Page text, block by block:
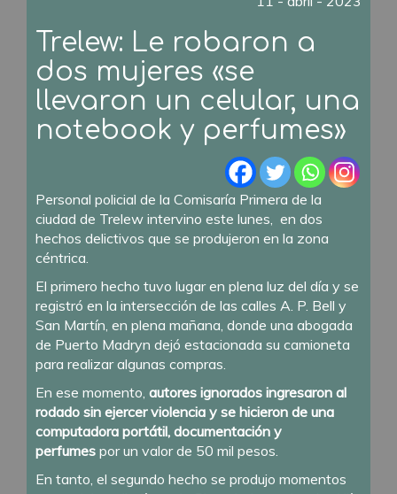
Trelew: Le robaron a
dos mujeres «se
llevaron un celular, una
notebook y perfumes»
Personal policial de la Comisaría Primera de la
ciudad de Trelew intervino este lunes, en dos
hechos delictivos que se produjeron en la zona
céntrica.
El primero hecho tuvo lugar en plena luz del día y se
registró en la intersección de las calles A. P. Bell y
San Martín, en plena mañana, donde una abogada
de Puerto Madryn dejó estacionada su camioneta
para realizar algunas compras.
En ese momento, autores ignorados ingresaron al
rodado sin ejercer violencia y se hicieron de una
computadora portátil, documentación y
perfumes por un valor de 50 mil pesos.
En tanto, el segundo hecho se produjo momentos